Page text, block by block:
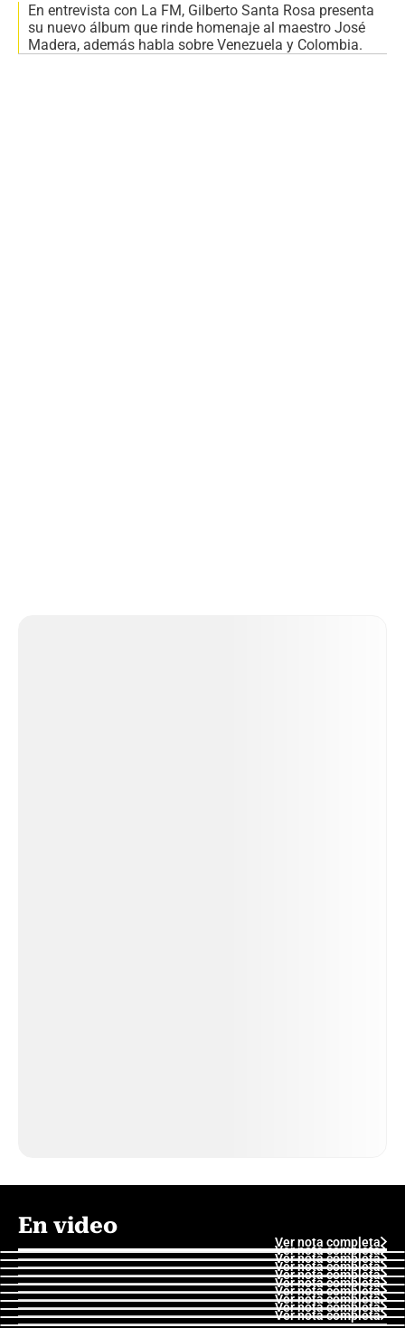
En entrevista con La FM, Gilberto Santa Rosa presenta
su nuevo álbum que rinde homenaje al maestro José
Madera, además habla sobre Venezuela y Colombia.
En video
Ver nota completa
Ver nota completa
Ver nota completa
Ver nota completa
Ver nota completa
Ver nota completa
Ver nota completa
Ver nota completa
Ver nota completa
Ver nota completa